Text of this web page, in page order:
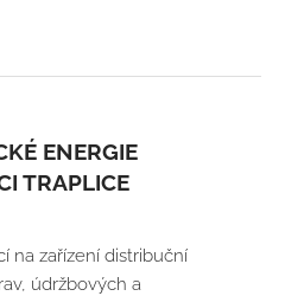
ENERGIE
TRAPLICE
na zařízení distribuční
údržbových a